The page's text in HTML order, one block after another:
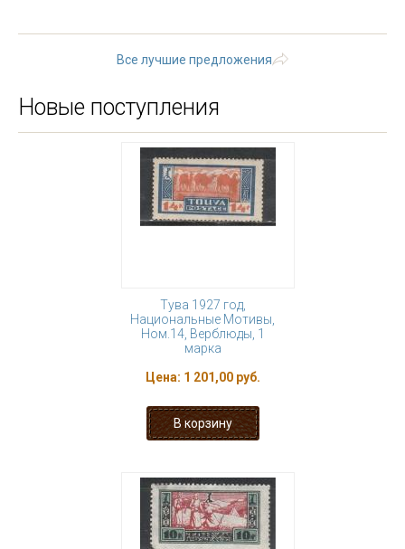
Все лучшие предложения
Новые поступления
Тува 1927 год,
Национальные Мотивы,
Ном.14, Верблюды, 1
марка
Цена: 1 201,00 руб.